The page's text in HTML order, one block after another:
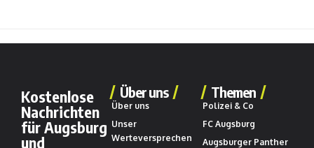
Kostenlose
Nachrichten
für Augsburg
und
Über uns
Über uns
Unser
Werteversprechen
Themen
Polizei & Co
FC Augsburg
Augsburger Panther